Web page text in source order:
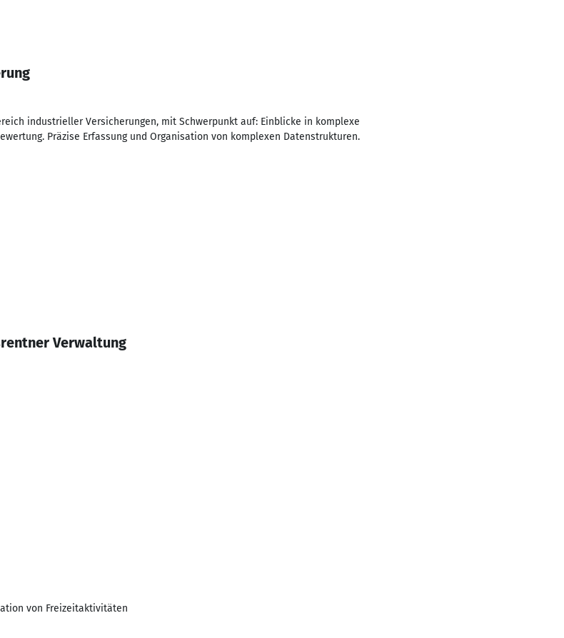
industrieller Versicherungen, mit Schwerpunkt auf: Einblicke in komplexe
Präzise Erfassung und Organisation von komplexen Datenstrukturen.
Verwaltung
von Freizeitaktivitäten